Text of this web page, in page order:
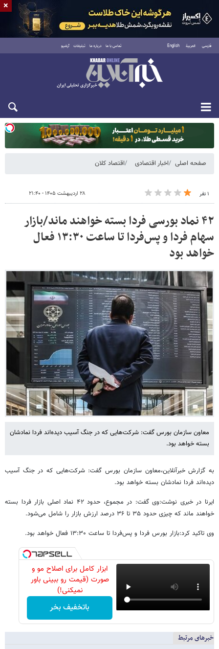
فارسی العربية English تماس با ما درباره ما تبلیغات آرشیو
یکشنبه ۱۸ مرداد ۱۴۰۵
صفحه اصلی اخبار اقتصادی اقتصاد کلان
۱ نفر ۲۸ اردیبهشت ۱۴۰۵ - ۲۱:۴۰
۴۲ نماد بورسی فردا بسته خواهند ماند/بازار
سهام فردا و پس‌فردا تا ساعت ۱۳:۳۰ فعال
خواهد بود
معاون سازمان بورس گفت: شرکت‌هایی که در جنگ آسیب دیده‌اند فردا نمادشان
بسته خواهد بود.
به گزارش خبرآنلاین،معاون سازمان بورس گفت: شرکت‌هایی که در جنگ آسیب
دیده‌اند فردا نمادشان بسته خواهد بود.
ایرنا در خبری نوشت:وی گفت: در مجموع، حدود ۴۲ نماد اصلی بازار فردا بسته
خواهند ماند که چیزی حدود ۳۵ تا ۳۶ درصد ارزش بازار را شامل می‌شود.
وی تاکید کرد:بازار بورس فردا و پس‌فردا تا ساعت ۱۳:۳۰ فعال خواهد بود.
ابزار کامل برای اصلاح مو و
صورت (قیمت رو ببینی باور
نمیکنی!)
باتخفیف بخر
خبرهای مرتبط
×